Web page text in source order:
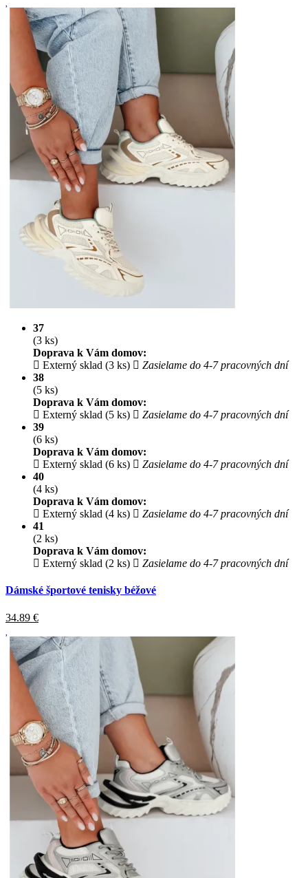
37
(3 ks)
Doprava k Vám domov:
Externý sklad (3 ks)
Zasielame do 4-7 pracovných dní
38
(5 ks)
Doprava k Vám domov:
Externý sklad (5 ks)
Zasielame do 4-7 pracovných dní
39
(6 ks)
Doprava k Vám domov:
Externý sklad (6 ks)
Zasielame do 4-7 pracovných dní
40
(4 ks)
Doprava k Vám domov:
Externý sklad (4 ks)
Zasielame do 4-7 pracovných dní
41
(2 ks)
Doprava k Vám domov:
Externý sklad (2 ks)
Zasielame do 4-7 pracovných dní
Dámské športové tenisky béžové
34.89 €